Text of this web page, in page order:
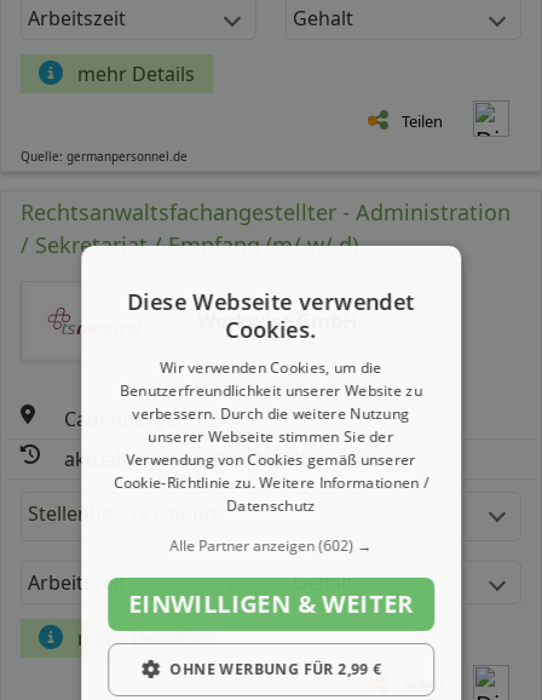
Arbeitszeit Gehalt
mehr Details
Teilen
Quelle: germanpersonnel.de
Rechtsanwaltsfachangestellter - Administration
/ Sekretariat / Empfang (m/ w/ d)
Workwise GmbH
Cadenberge
aktualisiert seit: 09.08.2026
Stellenbeschreibung:
Arbeitszeit Gehalt
mehr Details
Teilen
Diese Webseite verwendet
Cookies.
Wir verwenden Cookies, um die
Benutzerfreundlichkeit unserer Website zu
verbessern. Durch die weitere Nutzung
unserer Webseite stimmen Sie der
Verwendung von Cookies gemäß unserer
Cookie-Richtlinie zu.Weitere Informationen /
Datenschutz
Alle Partner anzeigen(602) →
EINWILLIGEN & WEITER
OHNE WERBUNG FÜR 2,99 €